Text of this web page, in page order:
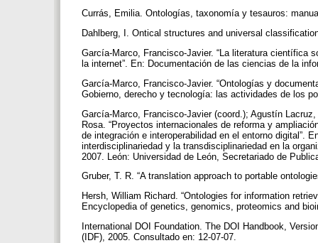
Currás, Emilia. Ontologías, taxonomía y tesauros:
Dahlberg, I. Ontical structures and universal
García-Marco, Francisco-Javier. “La literatura científica
la internet”. En: Documentación de las ciencias de la
García-Marco, Francisco-Javier. “Ontologías y
Gobierno, derecho y tecnología: las actividades de los
García-Marco, Francisco-Javier (coord.); Agustín
Rosa. “Proyectos internacionales de reforma y
de integración e interoperabilidad en el entorno digital”.
interdisciplinariedad y la transdisciplinariedad en la
2007. León: Universidad de León, Secretariado de
Gruber, T. R. “A translation approach to portable
Hersh, William Richard. “Ontologies for information
Encyclopedia of genetics, genomics, proteomics and
International DOI Foundation. The DOI Handbook,
(IDF), 2005. Consultado en: 12-07-07.